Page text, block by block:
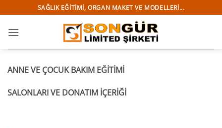
atla
SAĞLIK EĞITIMI, ORGAN MAKET VE MODELLERI...
ANNE VE ÇOCUK BAKIM EĞİTİMİ
SALONLARI VE DONATIM İÇERİĞİ